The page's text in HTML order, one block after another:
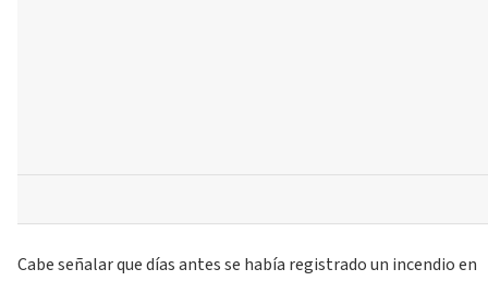
Cabe señalar que días antes se había registrado un incendio en